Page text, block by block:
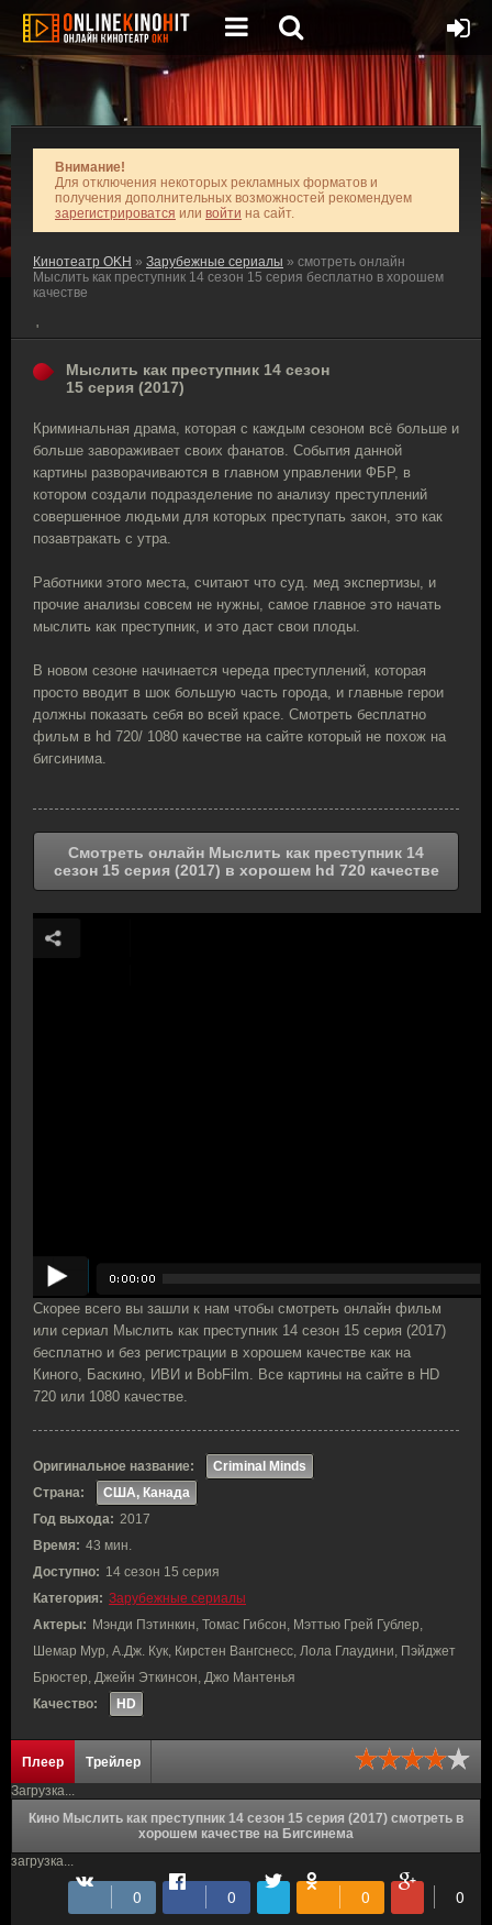
Внимание!
Для отключения некоторых рекламных форматов и
получения дополнительных возможностей рекомендуем
зарегистрироватся или войти на сайт.
Кинотеатр OKH » Зарубежные сериалы » смотреть онлайн
Мыслить как преступник 14 сезон 15 серия бесплатно в хорошем
качестве
'
Мыслить как преступник 14 сезон
15 серия (2017)
Криминальная драма, которая с каждым сезоном всё больше и
больше завораживает своих фанатов. События данной
картины разворачиваются в главном управлении ФБР, в
котором создали подразделение по анализу преступлений
совершенное людьми для которых преступать закон, это как
позавтракать с утра.
Работники этого места, считают что суд. мед экспертизы, и
прочие анализы совсем не нужны, самое главное это начать
мыслить как преступник, и это даст свои плоды.
В новом сезоне начинается череда преступлений, которая
просто вводит в шок большую часть города, и главные герои
должны показать себя во всей красе. Смотреть бесплатно
фильм в hd 720/ 1080 качестве на сайте который не похож на
бигсинима.
Смотреть онлайн Мыслить как преступник 14
сезон 15 серия (2017) в хорошем hd 720 качестве
Скорее всего вы зашли к нам чтобы смотреть онлайн фильм
или сериал Мыслить как преступник 14 сезон 15 серия (2017)
бесплатно и без регистрации в хорошем качестве как на
Киного, Баскино, ИВИ и BobFilm. Все картины на сайте в HD
720 или 1080 качестве.
Оригинальное название:
Criminal Minds
Страна:
США, Канада
Год выхода: 2017
Время: 43 мин.
Доступно: 14 сезон 15 серия
Категория: Зарубежные сериалы
Актеры: Мэнди Пэтинкин, Томас Гибсон, Мэттью Грей Гублер,
Шемар Мур, А.Дж. Кук, Кирстен Вангснесс, Лола Глаудини, Пэйджет
Брюстер, Джейн Эткинсон, Джо Мантенья
Качество:
HD
Плеер
Трейлер
Загрузка...
Кино Мыслить как преступник 14 сезон 15 серия (2017) смотреть в
хорошем качестве на Бигсинема
загрузка...